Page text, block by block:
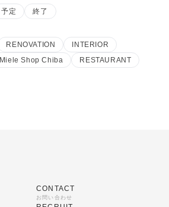
予定
終了
RENOVATION
INTERIOR
Miele Shop Chiba
RESTAURANT
CONTACT
お問い合わせ